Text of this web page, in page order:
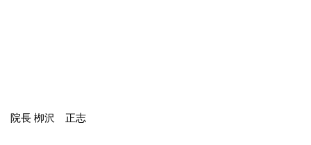
院長 栁沢 正志